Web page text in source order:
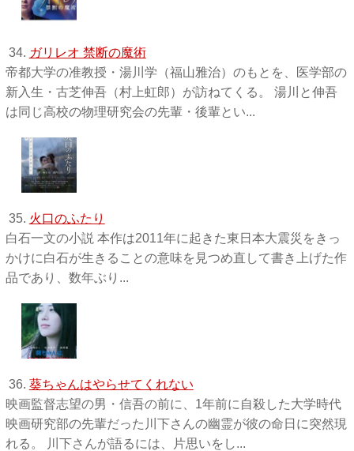
34. ガリレオ 禁断の魔術
帝都大学の准教授・湯川学（福山雅治）のもとを、医学部の
新入生・古芝伸吾（村上虹郎）が訪ねてくる。 湯川と伸吾
は同じ高校の物理研究会の先輩・後輩とい...
35. 火口のふたり
白石一文の小説 本作は2011年に起きた東日本大震災をきっ
かけに白石が生きることの意味を見つめ直して書き上げた作
品であり、数年ぶり...
36. 葵ちゃんはやらせてくれない
映画監督志望の男・信吾の前に、1年前に自殺した大学時代
映画研究部の先輩だった川下さんの幽霊が彼の命日に突然現
れる。 川下さんが語るには、片思いをし...